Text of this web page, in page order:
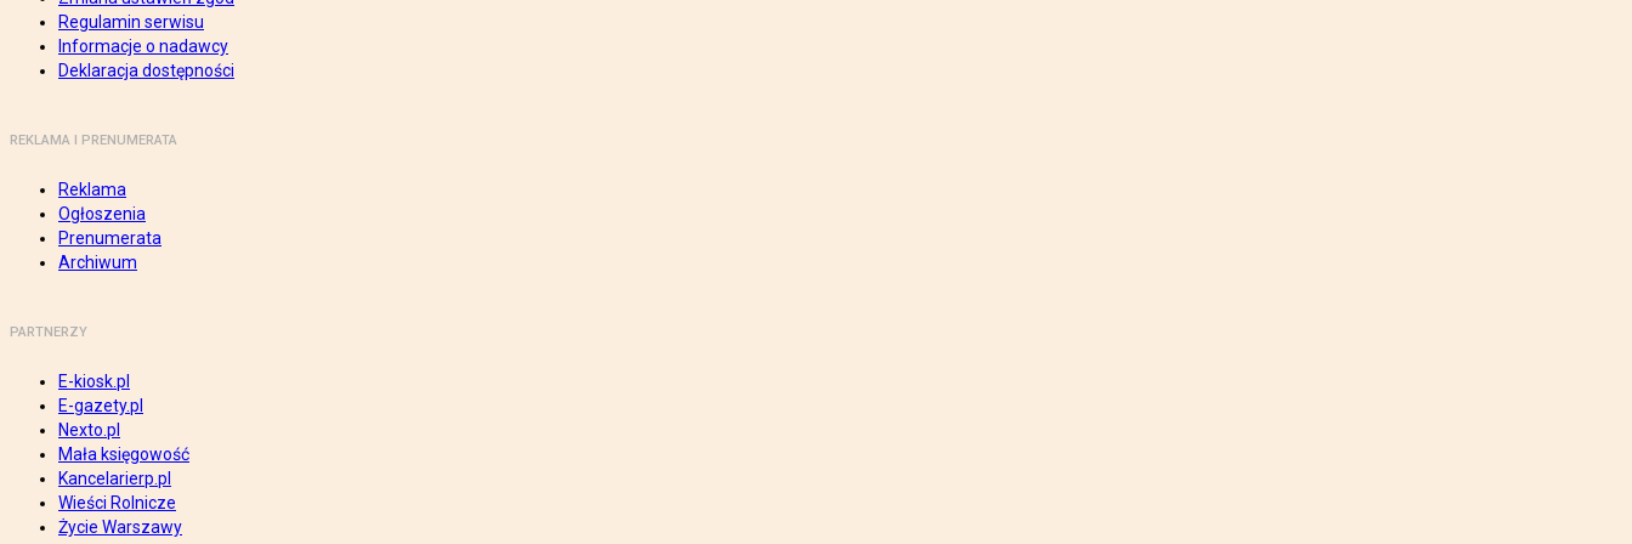
Regulamin serwisu
Informacje o nadawcy
Deklaracja dostępności
REKLAMA I PRENUMERATA
Reklama
Ogłoszenia
Prenumerata
Archiwum
PARTNERZY
E-kiosk.pl
E-gazety.pl
Nexto.pl
Mała księgowość
Kancelarierp.pl
Wieści Rolnicze
Życie Warszawy